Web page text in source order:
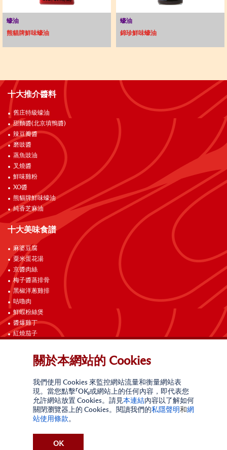
蠔油
熊貓牌鮮味蠔油
蠔油
錦珍鮮味蠔油
十大推介醬料
舊庄特級蠔油
甜麵醬(北京填鴨醬)
辣豆瓣醬
磨豉醬
蒸魚豉油
叉燒醬
鮮味雞粉
XO醬
熊貓牌鮮味蠔油
純香芝麻油
十大美味食譜
麻婆豆腐
粟米蛋花湯
京醬肉絲
梅子醬蒸排骨
黑椒洋蔥雞排
咕嚕肉
鮮蝦粉絲煲
醬爆雞丁
紅燒茄子
聯絡我們
網站使用條款
關於本網站的 Cookies
我們使用 Cookies 來監控網站流量和衡量網站表
現。當您點擊「OK」或網站上的任何內容，即代表您
允許網站放置 Cookies。請見本連結內容以了解如何
關閉瀏覽器上的 Cookies。閱讀我們的私隱聲明和網
站使用條款。
OK